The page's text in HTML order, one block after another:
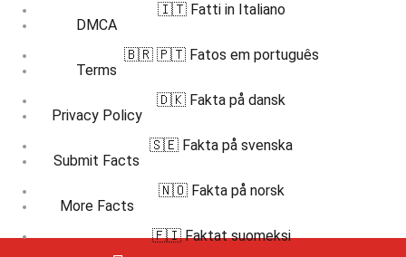
DMCA
Terms
Privacy Policy
Submit Facts
More Facts
🇮🇹 Fatti in Italiano
🇧🇷 🇵🇹 Fatos em português
🇩🇰 Fakta på dansk
🇸🇪 Fakta på svenska
🇳🇴 Fakta på norsk
🇫🇮 Faktat suomeksi